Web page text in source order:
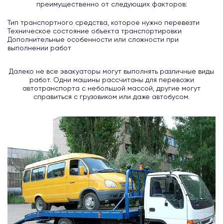
преимущественно от следующих факторов:
Тип транспортного средства, которое нужно перевезти
Техническое состояние объекта транспортировки
Дополнительные особенности или сложности при
выполнении работ
Далеко не все эвакуаторы могут выполнять различные виды
работ. Одни машины рассчитаны для перевозки
автотранспорта с небольшой массой, другие могут
справиться с грузовиком или даже автобусом.